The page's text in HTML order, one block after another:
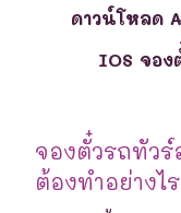
ดาวน์โหลด
IOS จอง
จองตั๋วรถทัว
ต้องทำอย่างไ